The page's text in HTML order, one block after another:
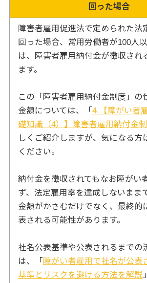
回った場合
障害者雇用促進法で定められた法
回った場合、常用労働者が100人
は、障害者雇用納付金が徴収され
ます。
この「障害者雇用納付金制度」の
金額については、「 4.【障がい者
礎知識（4）】障害者雇用納付金
しくご紹介しますが、気になる方
ください。
納付金を徴収されてもなお障がい
ず、法定雇用率を達成しないまま
金額がかさむだけでなく、最終的
表される可能性があります。
社名公表基準や公表されるまでの
は、「 障がい者雇用で社名が公表
基準とリスクを避ける方法を解説